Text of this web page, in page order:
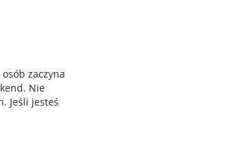
zaczyna
Nie
Jeśli jesteś